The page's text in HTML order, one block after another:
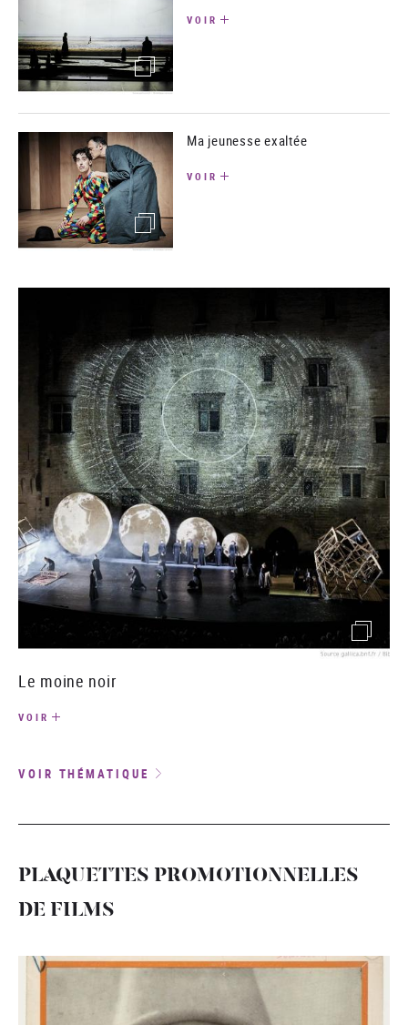
(image)
VOIR
(image)
Ma jeunesse exaltée
VOIR
(image)
Le moine noir
VOIR
VOIR THÉMATIQUE
PLAQUETTES PROMOTIONNELLES
DE FILMS